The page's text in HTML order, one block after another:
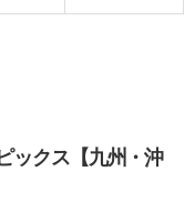
ックス【九州・沖